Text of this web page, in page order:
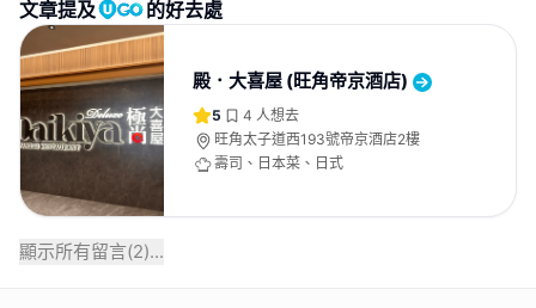
文章提及 的好去處
殿．大喜屋 (旺角帝京酒店)
5 4 人想去
旺角太子道西193號帝京酒店2樓
壽司、日本菜、日式
顯示所有留言(2)...